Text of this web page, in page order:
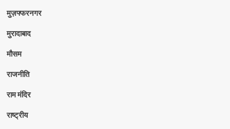
मुज़फ्फरनगर
मुरादाबाद
मौसम
राजनीति
राम मंदिर
राष्ट्रीय